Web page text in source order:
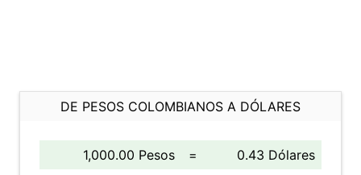
DE PESOS COLOMBIANOS A DÓLARES
1,000.00 Pesos =
0.43 Dólares